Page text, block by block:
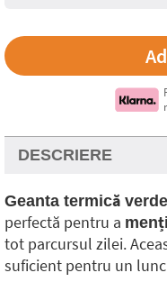
DESCRIERE
Geanta termică
perfectă pentru a
tot parcursul zilei.
suficient pentru un